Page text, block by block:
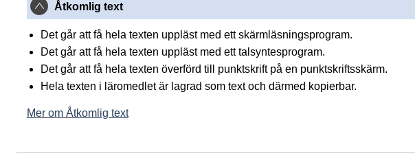
Åtkomlig text
Det går att få hela texten uppläst med ett skärmläsningsprogram.
Det går att få hela texten uppläst med ett talsyntesprogram.
Det går att få hela texten överförd till punktskrift på en punktskriftsskärm.
Hela texten i läromedlet är lagrad som text och därmed kopierbar.
Mer om Åtkomlig text